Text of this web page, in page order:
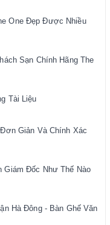
One Đẹp Được Nhiều
Sạn Chính Hãng The
Tài Liệu
Giản Và Chính Xác
Đốc Như Thế Nào
Hà Đông - Bàn Ghế Văn